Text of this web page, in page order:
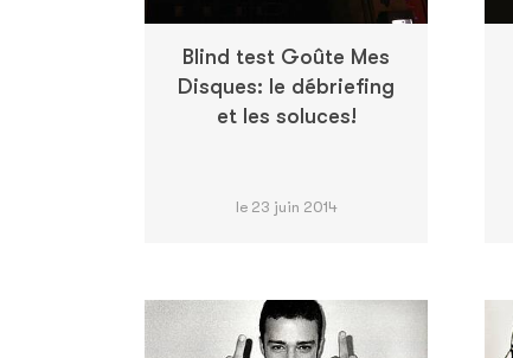
Blind test Goûte Mes
Disques: le débriefing
et les soluces!
le 23 juin 2014